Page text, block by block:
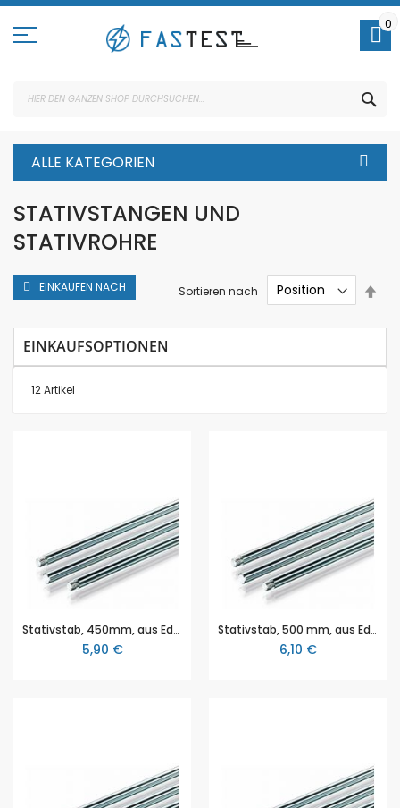
Direkt
Inhalt
0
ALLE KATEGORIEN
STATIVSTANGEN UND
STATIVROHRE
12Artikel
Sortieren nach
Stativstab, 450mm, aus Edelstahl, verzinkt, Gewinde M 10, Durchmesser Ø 12 mm
5,90 €
Stativstab, 500 mm, aus Edelstahl, verzinkt, Gewinde M 10, Durchmesser Ø 12 mm
6,10 €
EINKAUFEN NACH
EINKAUFSOPTIONEN